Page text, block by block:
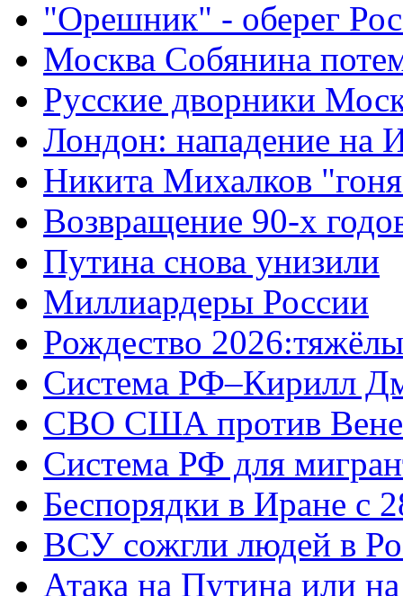
"Орешник" - оберег
Москва Собянина
Русские дворники
Лондон: нападение на
Никита Михалков
Возвращение 90-х
Путина снова унизили
Миллиардеры России
Рождество
Система РФ–Кирилл
СВО США против
Система РФ для
Беспорядки в Иране с
ВСУ сожгли людей в
Атака на Путина или